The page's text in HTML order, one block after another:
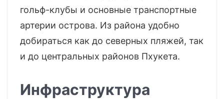
гольф-клубы и основные транспортные
артерии острова. Из района удобно
добираться как до северных пляжей, так
и до центральных районов Пхукета.
Инфраструктура